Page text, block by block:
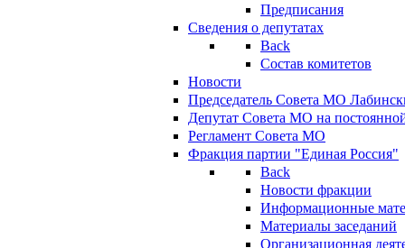
Предписания
Сведения о депутатах
Back
Состав комитетов
Новости
Председатель Совета МО
Депутат Совета МО на
Регламент Совета МО
Фракция партии "Единая Россия"
Back
Новости фракции
Информационные
Материалы заседаний
Организационная